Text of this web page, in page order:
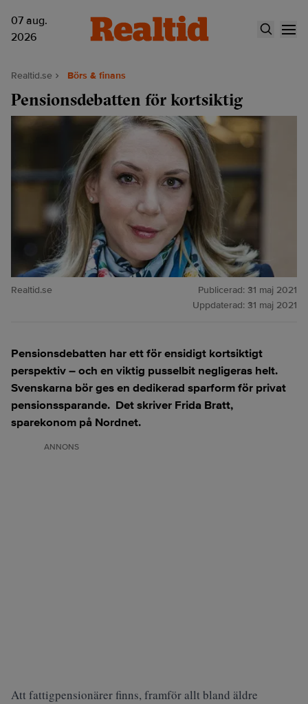
07 aug.
2026
Realtid.se Börs & finans
Pensionsdebatten för kortsiktig
Realtid.se Publicerad: 31 maj 2021
Uppdaterad: 31 maj 2021
Pensionsdebatten har ett för ensidigt kortsiktigt
perspektiv – och en viktig pusselbit negligeras helt.
Svenskarna bör ges en dedikerad sparform för privat
pensionssparande. Det skriver Frida Bratt,
sparekonom på Nordnet.
ANNONS
Att fattigpensionärer finns, framför allt bland äldre